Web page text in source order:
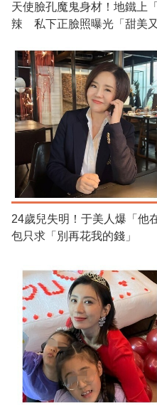
天使臉孔魔鬼身材！地鐵上
辣 私下正臉照曝光「甜美
24歲兒失明！于美人爆「
包只求「別再花我的錢」